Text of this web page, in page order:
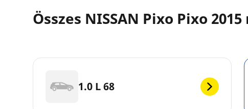
Összes NISSAN Pixo Pixo
1.0 L 68